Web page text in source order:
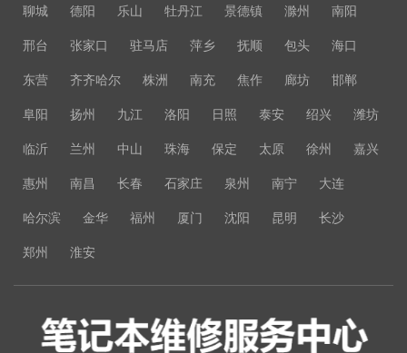
聊城 德阳 乐山 牡丹江 景德镇 滁州 南阳
邢台 张家口 驻马店 萍乡 抚顺 包头 海口
东营 齐齐哈尔 株洲 南充 焦作 廊坊 邯郸
阜阳 扬州 九江 洛阳 日照 泰安 绍兴 潍坊
临沂 兰州 中山 珠海 保定 太原 徐州 嘉兴
惠州 南昌 长春 石家庄 泉州 南宁 大连
哈尔滨 金华 福州 厦门 沈阳 昆明 长沙
郑州 淮安